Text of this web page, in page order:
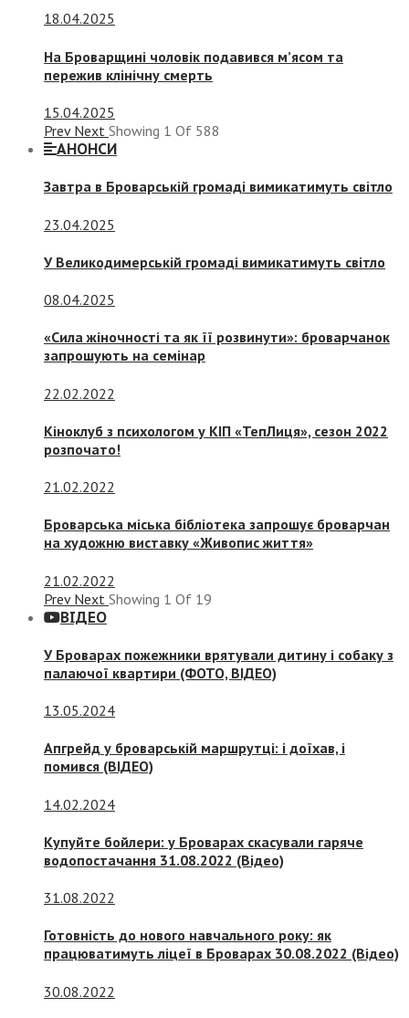
18.04.2025
На Броварщині чоловік подавився м’ясом та
пережив клінічну смерть
15.04.2025
Prev Next Showing 1 Of 588
АНОНСИ
Завтра в Броварській громаді вимикатимуть світло
23.04.2025
У Великодимерській громаді вимикатимуть світло
08.04.2025
«Сила жіночності та як її розвинути»: броварчанок
запрошують на семінар
22.02.2022
Кіноклуб з психологом у КІП «ТепЛиця», сезон 2022
розпочато!
21.02.2022
Броварська міська бібліотека запрошує броварчан
на художню виставку «Живопис життя»
21.02.2022
Prev Next Showing 1 Of 19
ВІДЕО
У Броварах пожежники врятували дитину і собаку з
палаючої квартири (ФОТО, ВІДЕО)
13.05.2024
Апгрейд у броварській маршрутці: і доїхав, і
помився (ВІДЕО)
14.02.2024
Купуйте бойлери: у Броварах скасували гаряче
водопостачання 31.08.2022 (Відео)
31.08.2022
Готовність до нового навчального року: як
працюватимуть ліцеї в Броварах 30.08.2022 (Відео)
30.08.2022